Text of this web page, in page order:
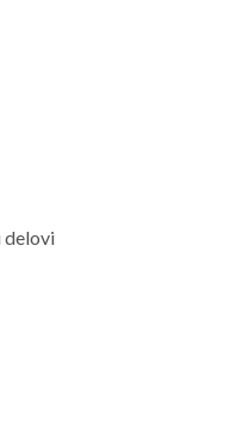
delovi